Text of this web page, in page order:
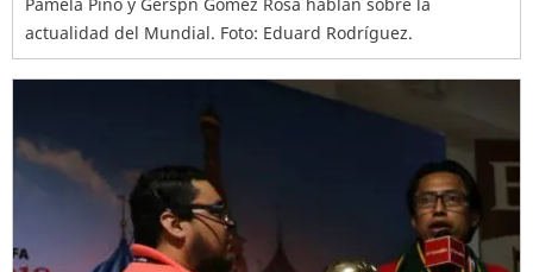
actualidad del Mundial. Foto: Eduard Rodríguez.